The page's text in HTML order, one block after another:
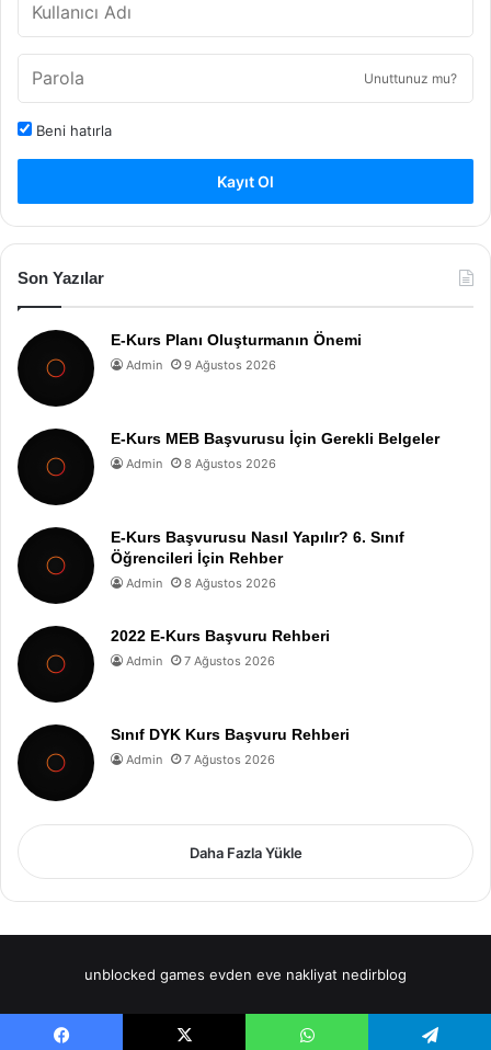
Unuttunuz mu?
Beni hatırla
Kayıt Ol
Son Yazılar
E-Kurs Planı Oluşturmanın Önemi
Admin 9 Ağustos 2026
E-Kurs MEB Başvurusu İçin Gerekli Belgeler
Admin 8 Ağustos 2026
E-Kurs Başvurusu Nasıl Yapılır? 6. Sınıf
Öğrencileri İçin Rehber
Admin 8 Ağustos 2026
2022 E-Kurs Başvuru Rehberi
Admin 7 Ağustos 2026
Sınıf DYK Kurs Başvuru Rehberi
Admin 7 Ağustos 2026
Daha Fazla Yükle
unblocked games evden eve nakliyat nedirblog